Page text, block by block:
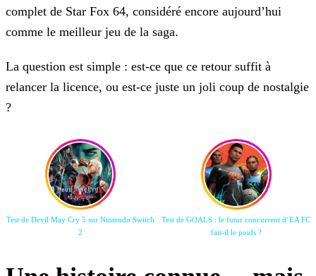
complet de Star Fox 64, considéré encore aujourd’hui
comme le meilleur jeu de la saga.
La question est simple : est-ce que ce retour suffit à
relancer la licence, ou est-ce juste un joli coup de nostalgie
?
Test de Devil May Cry 5 sur Nintendo Switch
2
Test de GOALS : le futur concurrent d’EA FC
fait-il le poids ?